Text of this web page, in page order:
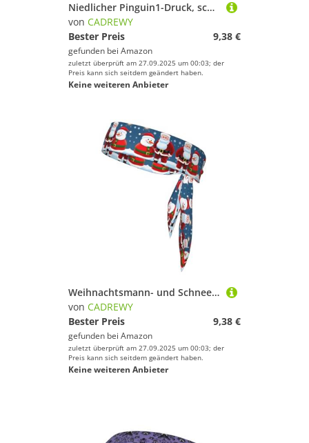
Niedlicher Pinguin1-Druck, schnelltrocknend, Sport-Kopfband, feuchtigkeitsableitendes Stirnband für Damen und Herren für Tennis
von CADREWY
Bester Preis
9,38 €
gefunden bei Amazon
zuletzt überprüft am 27.09.2025 um 00:03; der
Preis kann sich seitdem geändert haben.
Keine weiteren Anbieter
Weihnachtsmann- und Schneemann-Druck, schnelltrocknend, Sport-Kopfband, feuchtigkeitsableitendes Stirnband für Damen und Herren für Tennis
von CADREWY
Bester Preis
9,38 €
gefunden bei Amazon
zuletzt überprüft am 27.09.2025 um 00:03; der
Preis kann sich seitdem geändert haben.
Keine weiteren Anbieter